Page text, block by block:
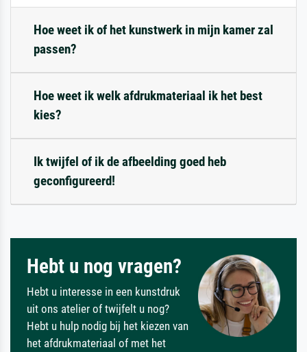
Hoe weet ik of het kunstwerk in mijn kamer zal
passen?
Hoe weet ik welk afdrukmateriaal ik het best
kies?
Ik twijfel of ik de afbeelding goed heb
geconfigureerd!
Hebt u nog vragen?
Hebt u interesse in een kunstdruk
uit ons atelier of twijfelt u nog?
Hebt u hulp nodig bij het kiezen van
het afdrukmateriaal of met het